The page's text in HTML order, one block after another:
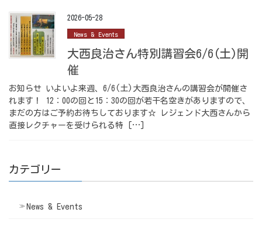
2026-05-28
News & Events
大西良治さん特別講習会6/6(土)開
催
お知らせ いよいよ来週、6/6(土)大西良治さんの講習会が開催さ
れます！ 12：00の回と15：30の回が若干名空きがありますので、
まだの方はご予約お待ちしております☆ レジェンド大西さんから
直接レクチャーを受けられる特 […]
カテゴリー
News & Events